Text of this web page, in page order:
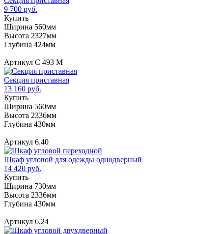
9 700 руб.
Купить
Ширина 560мм
Высота 2327мм
Глубина 424мм
Артикул С 493 М
Секция приставная
13 160 руб.
Купить
Ширина 560мм
Высота 2336мм
Глубина 430мм
Артикул 6.40
Шкаф угловой для одежды однодверный
14 420 руб.
Купить
Ширина 730мм
Высота 2336мм
Глубина 430мм
Артикул 6.24